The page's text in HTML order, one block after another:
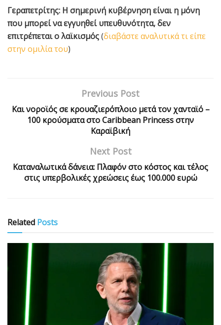
Γεραπετρίτης: Η σημερινή κυβέρνηση είναι η μόνη
που μπορεί να εγγυηθεί υπευθυνότητα, δεν
επιτρέπεται ο λαϊκισμός(διαβάστε αναλυτικά τι είπε
στην ομιλία του)
Previous Post
Και νοροϊός σε κρουαζιερόπλοιο μετά τον χανταϊό –
100 κρούσματα στο Caribbean Princess στην
Καραϊβική
Next Post
Καταναλωτικά δάνεια: Πλαφόν στο κόστος και τέλος
στις υπερβολικές χρεώσεις έως 100.000 ευρώ
Related Posts